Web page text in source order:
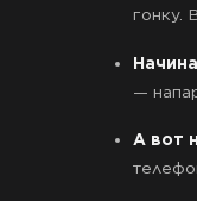
гонку.
—
А вот